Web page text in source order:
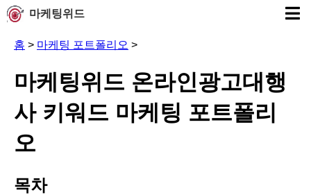
마케팅위드
홈 > 마케팅 포트폴리오 >
마케팅위드 온라인광고대행
사 키워드 마케팅 포트폴리
오
목차